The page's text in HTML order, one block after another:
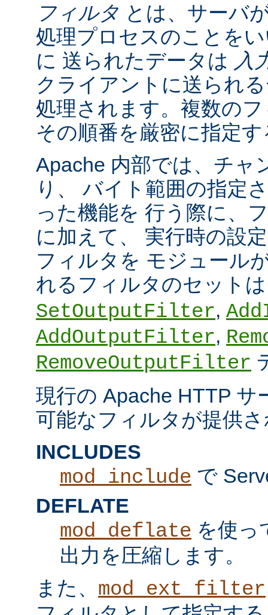
フィルタ とは、サーバ
処理プロセスのことを
に 送られたデータは 入
クライアントに送られ
処理されます。複数の
その順番を厳密に指定
Apache 内部では、チャ
り、 バイト範囲の指定
った機能を 行う際に、
に加えて、 実行時の設
フィルタを モジュール
れるフィルタのセット
SetOutputFilter,
AddOutputFilter,
RemoveOutputFilter
現行の Apache HTTP サ
可能なフィルタが提供
INCLUDES
mod_include で
DEFLATE
mod_deflate を使っ
出力を圧縮します。
また、 mod_ext_filter